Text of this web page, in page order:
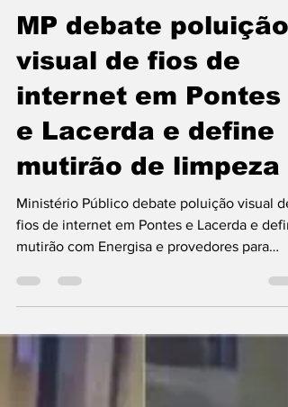
19 de fev.
2 min de leitura
MP debate poluição
visual de fios de
internet em Pontes
e Lacerda e define
mutirão de limpeza
fios de internet em Pontes e Lacerda e
mutirão com Energisa e provedores para